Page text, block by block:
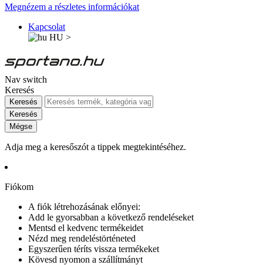
Megnézem a részletes információkat
Kapcsolat
HU >
Nav switch
Keresés
Keresés
Keresés
Mégse
Adja meg a keresőszót a tippek megtekintéséhez.
Fiókom
A fiók létrehozásának előnyei:
Add le gyorsabban a következő rendeléseket
Mentsd el kedvenc termékeidet
Nézd meg rendeléstörténeted
Egyszerűen téríts vissza termékeket
Kövesd nyomon a szállítmányt